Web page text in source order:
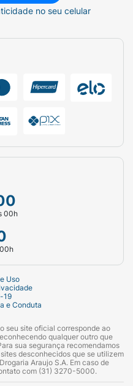
no seu celular
00h
Uso
19
e Conduta
seu site oficial corresponde ao
qualquer outro que
sua segurança recomendamos
desconhecidos que se utilizem
Araujo S.A. Em caso de
com (31) 3270-5000.